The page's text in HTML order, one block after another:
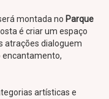
montada no Parque
é criar um espaço
atrações dialoguem
encantamento,
artísticas e